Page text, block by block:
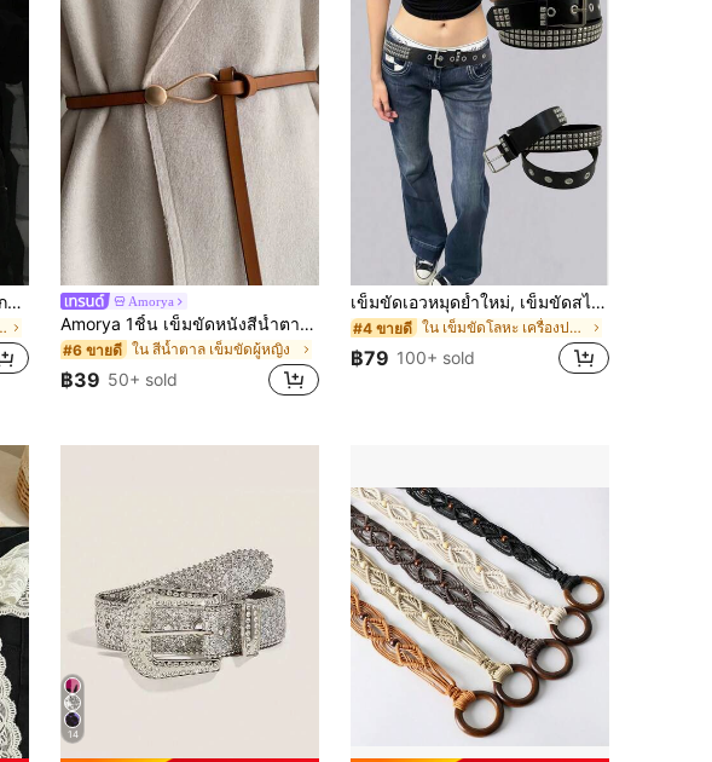
เข็มขัด PU สไตล์พังก์แบบยูนิเซ็กซ์ 1 ชิ้น แต่งโซ่ฮิปฮอป พร้อมตาไก่
ละเข็มขัดผู้หญิง
Amorya
Amorya 1ชิ้น เข็มขัดหนังสีน้ำตาลผู้หญิงเกลียวเส้นเล็ก เหมาะสำหรับใส่กับชุดเดรส สูท เสื้อถัก เข็มขัดตกแต่งเอวฤดูร้อน โรงเรียน
#6 ขายดี ใน สีน้ำตาล เข็มขัดผู้หญิง
฿39 50+ sold
เข็มขัดเอวหมุดย้ำใหม่, เข็มขัดสไตล์เฮฟวีเมทัล ยูนิเซกส์, เข็มขัดกางเกงยีนส์คาวบอยพังก์ร็อค Y2K, สไตล์ยุโรปและอเมริกา
#4 ขายดี ใน เข็มขัดโลหะ เครื่องประดับเข็มขัดและเข็มขัดผู้หญ
฿79 100+ sold
14